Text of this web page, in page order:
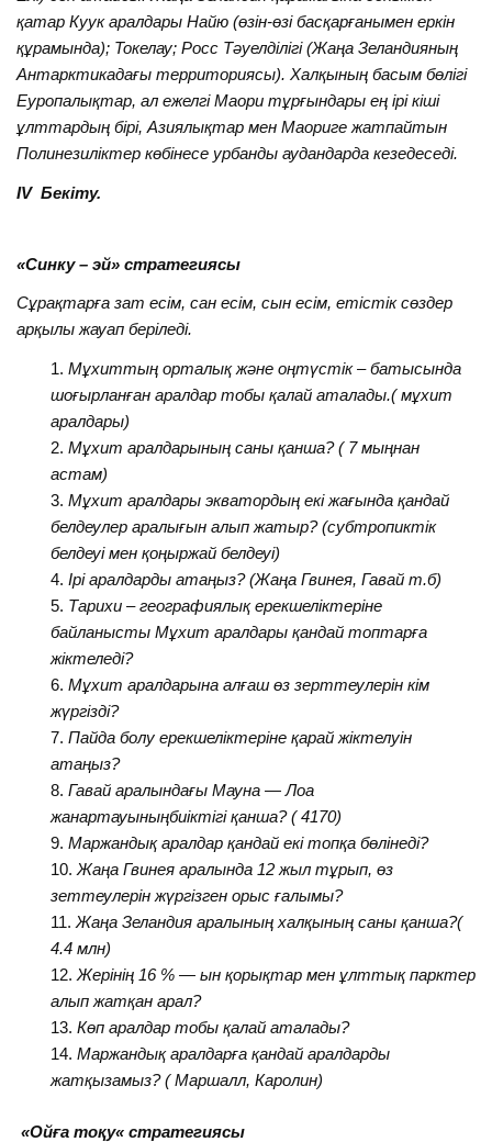
қатар Куук аралдары Найю (өзін-өзі басқарғанымен еркін
құрамында); Токелау; Росс Тәуелділігі (Жаңа Зеландияның
Антарктикадағы территориясы). Халқының басым бөлігі
Еуропалықтар, ал ежелгі Маори тұрғындары ең ірі кіші
ұлттардың бірі, Азиялықтар мен Маориге жатпайтын
Полинезиліктер көбінесе урбанды аудандарда кезедеседі.
ІV Бекіту.
«Синку – эй» стратегиясы
Сұрақтарға зат есім, сан есім, сын есім, етістік сөздер
арқылы жауап беріледі.
Мұхиттың орталық және оңтүстік – батысында
шоғырланған аралдар тобы қалай аталады.( мұхит
аралдары)
Мұхит аралдарының саны қанша? ( 7 мыңнан
астам)
Мұхит аралдары экватордың екі жағында қандай
белдеулер аралығын алып жатыр? (субтропиктік
белдеуі мен қоңыржай белдеуі)
Ірі аралдарды атаңыз? (Жаңа Гвинея, Гавай т.б)
Тарихи – географиялық ерекшеліктеріне
байланысты Мұхит аралдары қандай топтарға
жіктеледі?
Мұхит аралдарына алғаш өз зерттеулерін кім
жүргізді?
Пайда болу ерекшеліктеріне қарай жіктелуін
атаңыз?
Гавай аралындағы Мауна — Лоа
жанартауыныңбиіктігі қанша? ( 4170)
Маржандық аралдар қандай екі топқа бөлінеді?
Жаңа Гвинея аралында 12 жыл тұрып, өз
зеттеулерін жүргізген орыс ғалымы?
Жаңа Зеландия аралының халқының саны қанша?(
4.4 млн)
Жерінің 16 % — ын қорықтар мен ұлттық парктер
алып жатқан арал?
Көп аралдар тобы қалай аталады?
Маржандық аралдарға қандай аралдарды
жатқызамыз? ( Маршалл, Каролин)
«Ойға тоқу« стратегиясы